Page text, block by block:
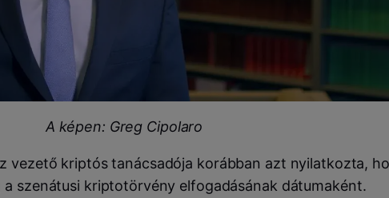
A képen: Greg Cipolaro
vezető kriptós tanácsadója korábban azt nyilatkozta,
szenátusi kriptotörvény elfogadásának dátumaként.